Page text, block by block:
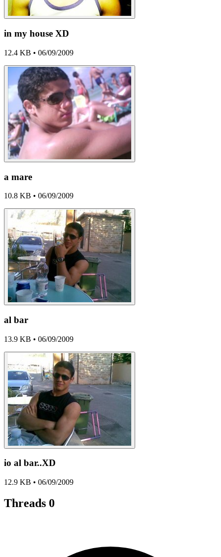
in my house XD
12.4 KB • 06/09/2009
a mare
10.8 KB • 06/09/2009
al bar
13.9 KB • 06/09/2009
io al bar..XD
12.9 KB • 06/09/2009
Threads 0